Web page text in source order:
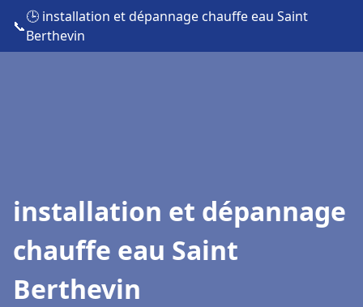
📞
🕒 installation et dépannage chauffe eau Saint
Berthevin
installation et dépannage
chauffe eau Saint
Berthevin